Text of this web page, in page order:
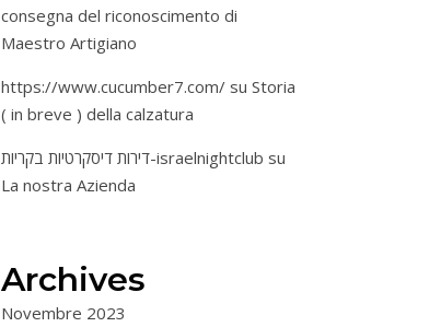
consegna del riconoscimento di
Maestro Artigiano
https://www.cucumber7.com/ su Storia
( in breve ) della calzatura
דירות דיסקרטיות בקריות-israelnightclub su
La nostra Azienda
Archives
Novembre 2023